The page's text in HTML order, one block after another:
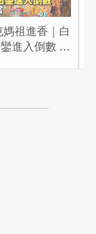
祖進香｜白
進入倒數 預